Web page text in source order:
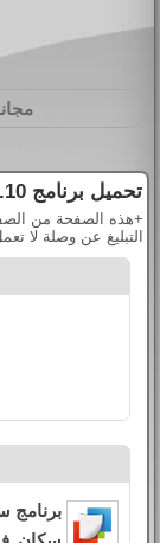
تحميل برنامج
+هذه الصفحة من
التبليغ عن وصلة لا
برنامج